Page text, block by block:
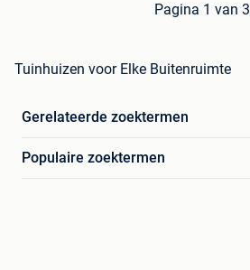
Pagina 1 van 3
Tuinhuizen voor Elke Buitenruimte
Gerelateerde zoektermen
Populaire zoektermen